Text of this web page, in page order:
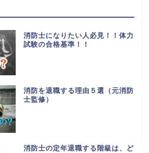
消防士になりたい人必見！！体力
試験の合格基準！！
消防を退職する理由５選（元消防
士監修）
消防士の定年退職する階級は、ど